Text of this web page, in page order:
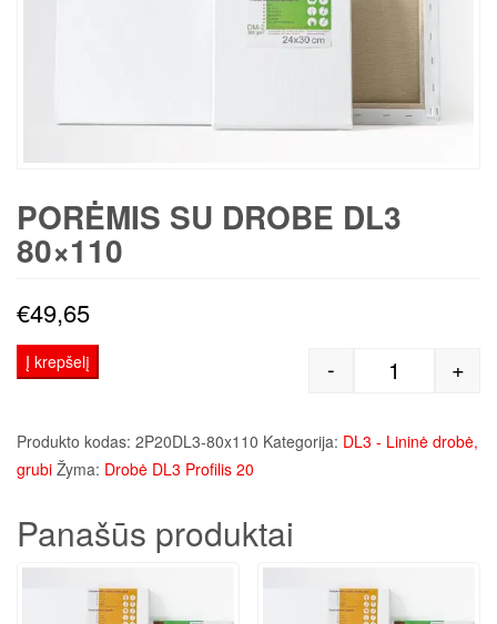
PORĖMIS SU DROBE DL3
80×110
€49,65
produkto
- +
Į krepšelį
Produkto kodas: 2P20DL3-80x110 Kategorija: DL3 - Lininė drobė,
grubi Žyma: Drobė DL3 Profilis 20
Panašūs produktai